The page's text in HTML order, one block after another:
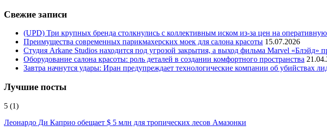
Свежие записи
(UPD) Три крупных бренда столкнулись с коллективным иском из-за цен на
Преимущества современных парикмахерских моек для салона красоты 15.07.2026
Студия Arkane Studios находится под угрозой закрытия, а выход фильма Marvel «Блэйд»
Оборудование салона красоты: роль деталей в создании комфортного пространства
Завтра начнутся удары: Иран предупреждает технологические компании об убийствах
Лучшие посты
5 (1)
Леонардо Ди Каприо обещает $ 5 млн для тропических лесов Амазонки